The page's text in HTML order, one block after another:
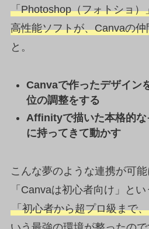
「Photoshop（フォトショ
高性能ソフトが、Canvaの
と。
Canvaで作ったデザイン
位の調整をする
Affinityで描いた本格的
に持ってきて動かす
こんな夢のような連携が可能
「Canvaは初心者向け」とい
「初心者から超プロ級まで